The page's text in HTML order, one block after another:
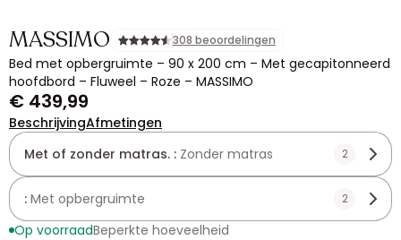
MASSIMO 308 beoordelingen
Bed met opbergruimte – 90 x 200 cm – Met gecapitonneerd
hoofdbord – Fluweel – Roze – MASSIMO
€ 439,99
BeschrijvingAfmetingen
Met of zonder matras. : Zonder matras 2
: Met opbergruimte 2
Op voorraadBeperkte hoeveelheid